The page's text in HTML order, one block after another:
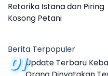
Retorika Istana dan Piring
Kosong Petani
Berita Terpopuler
01Update Terbaru